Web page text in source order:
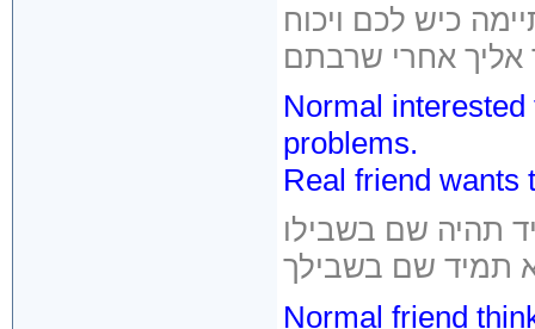
כיש לכם ויכוח
Normal
problems.
Real friend wants
Normal friend